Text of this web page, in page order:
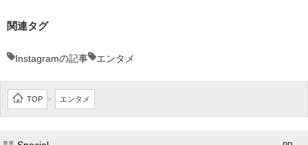
関連タグ
Instagramの記事 エンタメ
TOP > エンタメ